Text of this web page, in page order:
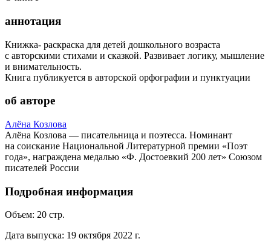
аннотация
Книжка- раскраска для детей дошкольного возраста
с авторскими стихами и сказкой. Развивает логику, мышление
и внимательность.
Книга публикуется в авторской орфографии и пунктуации
об авторе
Алёна Козлова
Алёна Козлова — писательница и поэтесса. Номинант
на соискание Национальной Литературной премии «Поэт
года», награждена медалью «Ф. Достоевкий 200 лет» Союзом
писателей России
Подробная информация
Объем: 20 стр.
Дата выпуска: 19 октября 2022 г.